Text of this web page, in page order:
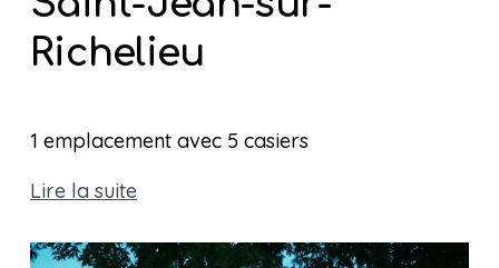
Richelieu
1 emplacement avec 5 casiers
Lire la suite